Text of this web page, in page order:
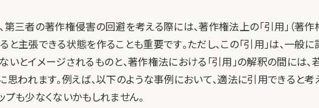
第三者の著作権侵害の回避を考える際には、著作権法上の「引用」（著
と主張できる状態を作ることも重要です。ただし、この「引用」は、一般
いとイメージされるものと、著作権法における「引用」の解釈の間には、
思われます。例えば、以下のような事例において、適法に引用できると考
プも少なくないかもしれません。